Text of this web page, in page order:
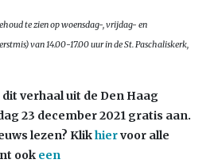
te zien op woensdag-, vrijdag- en
van 14.00-17.00 uur in de St. Paschaliskerk,
verhaal uit de Den Haag
23 december 2021 gratis aan.
lezen? Klikhiervoor alle
ook een